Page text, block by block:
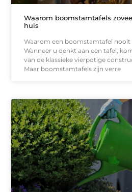
Waarom boomstamtafels
huis
Waarom een boomstamtafel nooit
Wanneer u denkt aan een tafel,
van de klassieke vierpotige
Maar boomstamtafels zijn verre